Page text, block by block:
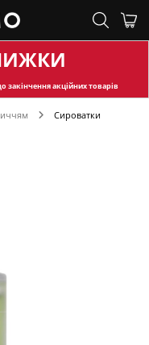
закінчення акційних товарів
Сироватки